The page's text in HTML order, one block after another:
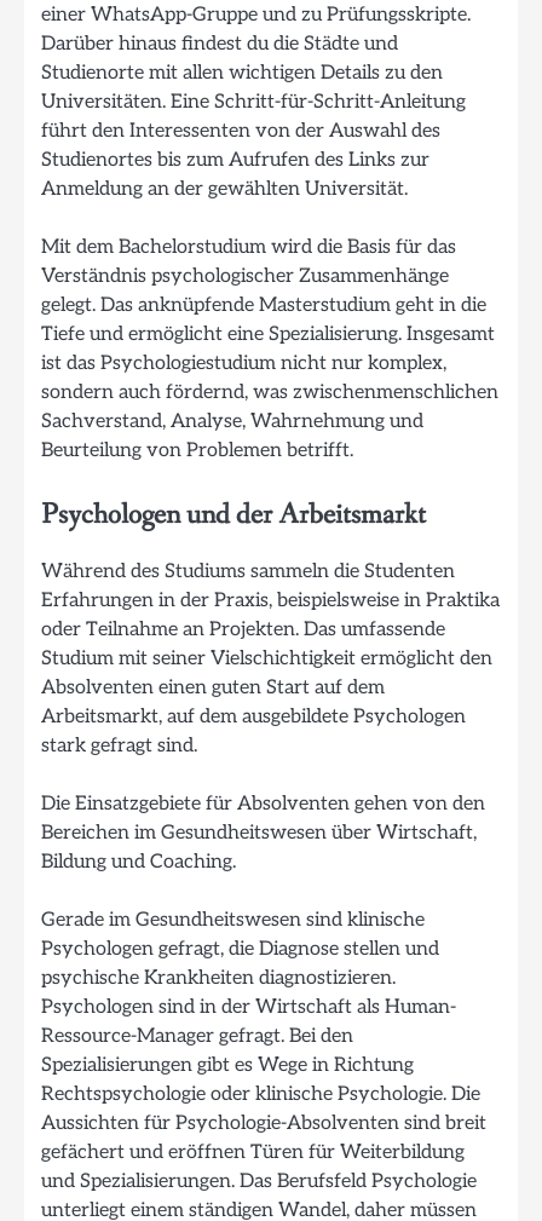
einer WhatsApp-Gruppe und zu Prüfungsskripte.
Darüber hinaus findest du die Städte und
Studienorte mit allen wichtigen Details zu den
Universitäten. Eine Schritt-für-Schritt-Anleitung
führt den Interessenten von der Auswahl des
Studienortes bis zum Aufrufen des Links zur
Anmeldung an der gewählten Universität.
Mit dem Bachelorstudium wird die Basis für das
Verständnis psychologischer Zusammenhänge
gelegt. Das anknüpfende Masterstudium geht in die
Tiefe und ermöglicht eine Spezialisierung. Insgesamt
ist das Psychologiestudium nicht nur komplex,
sondern auch fördernd, was zwischenmenschlichen
Sachverstand, Analyse, Wahrnehmung und
Beurteilung von Problemen betrifft.
Psychologen und der Arbeitsmarkt
Während des Studiums sammeln die Studenten
Erfahrungen in der Praxis, beispielsweise in Praktika
oder Teilnahme an Projekten. Das umfassende
Studium mit seiner Vielschichtigkeit ermöglicht den
Absolventen einen guten Start auf dem
Arbeitsmarkt, auf dem ausgebildete Psychologen
stark gefragt sind.
Die Einsatzgebiete für Absolventen gehen von den
Bereichen im Gesundheitswesen über Wirtschaft,
Bildung und Coaching.
Gerade im Gesundheitswesen sind klinische
Psychologen gefragt, die Diagnose stellen und
psychische Krankheiten diagnostizieren.
Psychologen sind in der Wirtschaft als Human-
Ressource-Manager gefragt. Bei den
Spezialisierungen gibt es Wege in Richtung
Rechtspsychologie oder klinische Psychologie. Die
Aussichten für Psychologie-Absolventen sind breit
gefächert und eröffnen Türen für Weiterbildung
und Spezialisierungen. Das Berufsfeld Psychologie
unterliegt einem ständigen Wandel, daher müssen